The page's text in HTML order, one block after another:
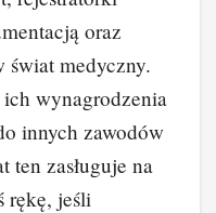
oraz
świat medyczny.
wynagrodzenia
innych zawodów
ten zasługuje na
rękę, jeśli